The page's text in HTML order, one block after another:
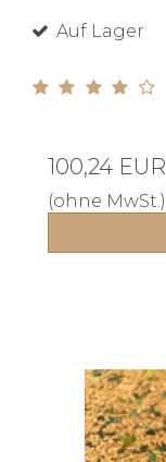
Auf Lager
100,24 EUR
(ohne MwSt.)